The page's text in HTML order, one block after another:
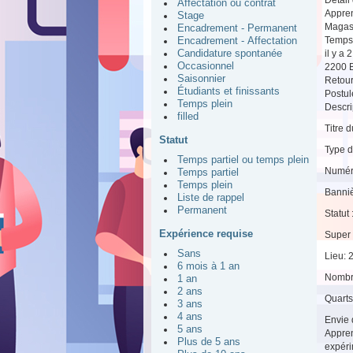
Affectation ou contrat
Stage
Encadrement - Permanent
Encadrement - Affectation
Candidature spontanée
Occasionnel
Saisonnier
Étudiants et finissants
Temps plein
filled
Statut
Temps partiel ou temps plein
Temps partiel
Temps plein
Liste de rappel
Permanent
Expérience requise
Sans
6 mois à 1 an
1 an
2 ans
3 ans
4 ans
5 ans
Plus de 5 ans
il y a
2200
Retour
Titre
Type
Statut
Super
Lieu:
Envie